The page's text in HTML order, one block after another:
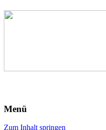
Menü
Zum Inhalt springen